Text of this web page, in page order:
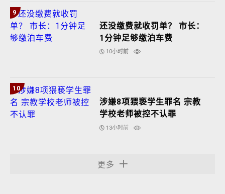
9
还没缴费就收罚单？ 市长：
1分钟足够缴泊车费
10小时前
10
涉嫌8项猥亵学生罪名 宗教
学校老师被控不认罪
13小时前
更多